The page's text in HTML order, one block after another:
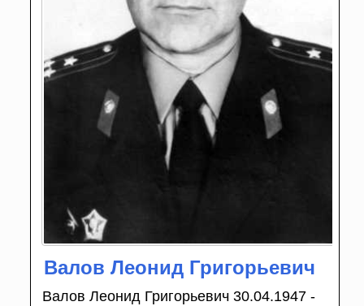
Валов Леонид Григорьевич
Валов Леонид Григорьевич 30.04.1947 -